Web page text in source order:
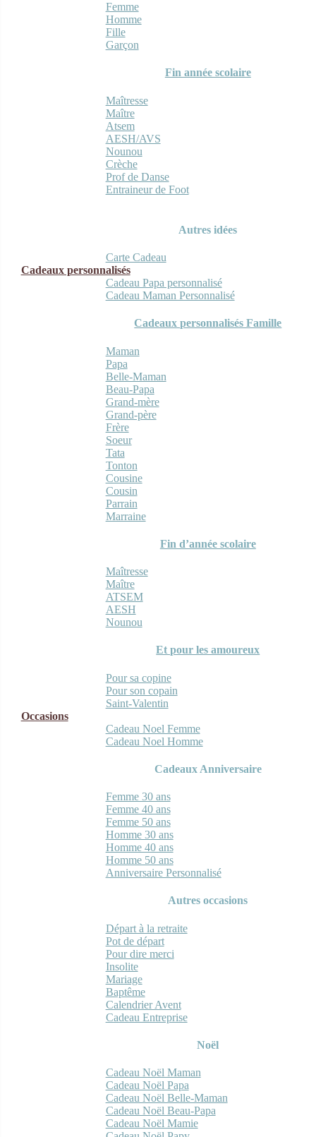
Femme
Homme
Fille
Garçon
Fin année scolaire
Maîtresse
Maître
Atsem
AESH/AVS
Nounou
Crèche
Prof de Danse
Entraineur de Foot
Autres idées
Carte Cadeau
Cadeaux personnalisés
Cadeau Papa personnalisé
Cadeau Maman Personnalisé
Cadeaux personnalisés Famille
Maman
Papa
Belle-Maman
Beau-Papa
Grand-mère
Grand-père
Frère
Soeur
Tata
Tonton
Cousine
Cousin
Parrain
Marraine
Fin d’année scolaire
Maîtresse
Maître
ATSEM
AESH
Nounou
Et pour les amoureux
Pour sa copine
Pour son copain
Saint-Valentin
Occasions
Cadeau Noel Femme
Cadeau Noel Homme
Cadeaux Anniversaire
Femme 30 ans
Femme 40 ans
Femme 50 ans
Homme 30 ans
Homme 40 ans
Homme 50 ans
Anniversaire Personnalisé
Autres occasions
Départ à la retraite
Pot de départ
Pour dire merci
Insolite
Mariage
Baptême
Calendrier Avent
Cadeau Entreprise
Noël
Cadeau Noël Maman
Cadeau Noël Papa
Cadeau Noël Belle-Maman
Cadeau Noël Beau-Papa
Cadeau Noël Mamie